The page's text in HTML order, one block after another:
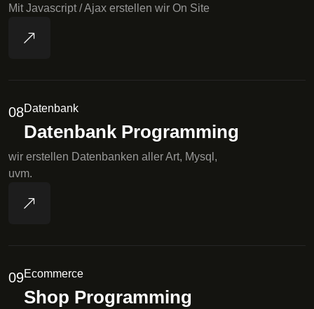
Mit Javascript / Ajax erstellen wir On Site
08Datenbank
Datenbank Programming
wir erstellen Datenbanken aller Art, Mysql,
uvm.
09Ecommerce
Shop Programming